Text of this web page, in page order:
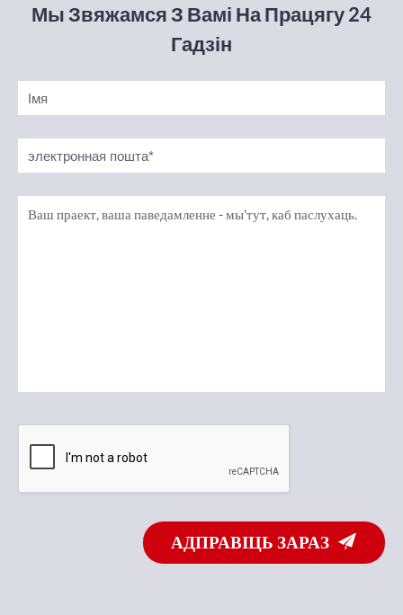
Мы Звяжамся З Вамі На Працягу 24
Гадзін
АДПРАВІЦЬ ЗАРАЗ